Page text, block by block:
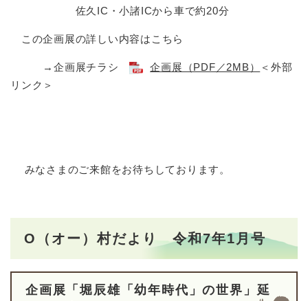
佐久IC・小諸ICから車で約20分
この企画展の詳しい内容はこちら
→企画展チラシ 企画展（PDF／2MB）
＜外部
リンク＞
みなさまのご来館をお待ちしております。
O（オー）村だより 令和7年1月号
企画展「堀辰雄「幼年時代」の世界」延